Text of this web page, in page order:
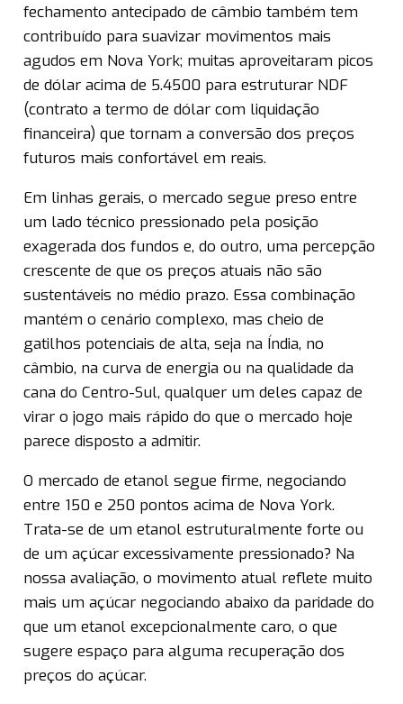
fechamento antecipado de câmbio também tem
contribuído para suavizar movimentos mais
agudos em Nova York; muitas aproveitaram picos
de dólar acima de 5.4500 para estruturar NDF
(contrato a termo de dólar com liquidação
financeira) que tornam a conversão dos preços
futuros mais confortável em reais.
Em linhas gerais, o mercado segue preso entre
um lado técnico pressionado pela posição
exagerada dos fundos e, do outro, uma percepção
crescente de que os preços atuais não são
sustentáveis no médio prazo. Essa combinação
mantém o cenário complexo, mas cheio de
gatilhos potenciais de alta, seja na Índia, no
câmbio, na curva de energia ou na qualidade da
cana do Centro-Sul, qualquer um deles capaz de
virar o jogo mais rápido do que o mercado hoje
parece disposto a admitir.
O mercado de etanol segue firme, negociando
entre 150 e 250 pontos acima de Nova York.
Trata-se de um etanol estruturalmente forte ou
de um açúcar excessivamente pressionado? Na
nossa avaliação, o movimento atual reflete muito
mais um açúcar negociando abaixo da paridade do
que um etanol excepcionalmente caro, o que
sugere espaço para alguma recuperação dos
preços do açúcar.